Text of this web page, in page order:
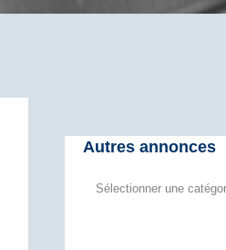
Autres annonces
Autres